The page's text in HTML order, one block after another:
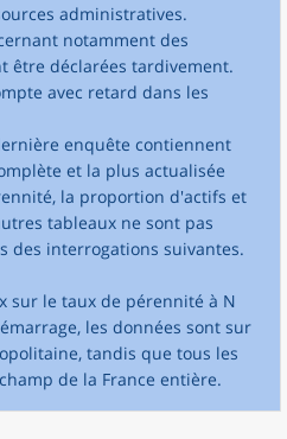
administratives.
notamment des
être déclarées tardivement.
avec retard dans les
enquête contiennent
et la plus actualisée
la proportion d'actifs et
tableaux ne sont pas
des interrogations suivantes.
sur le taux de pérennité à N
les données sont sur
tandis que tous les
de la France entière.